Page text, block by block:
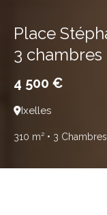
Place
3 chambres
4 500 €
Ixelles
310 m² • 3 Chambres